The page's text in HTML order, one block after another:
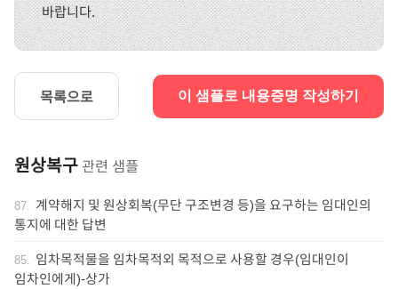
바랍니다.
목록으로 이 샘플로 내용증명 작성하기
원상복구 관련 샘플
87. 계약해지 및 원상회복(무단 구조변경 등)을 요구하는 임대인의
통지에 대한 답변
85. 임차목적물을 임차목적외 목적으로 사용할 경우(임대인이
임차인에게)-상가